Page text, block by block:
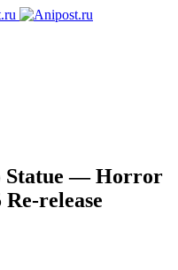
Statue — Horror
release